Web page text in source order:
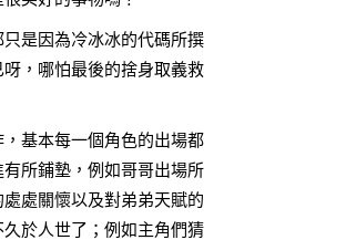
是因為冷冰冰的代碼所撰
，哪怕最後的捨身取義救
基本每一個角色的出場都
所鋪墊，例如哥哥出場所
處關懷以及對弟弟天賦的
於人世了；例如主角們猜